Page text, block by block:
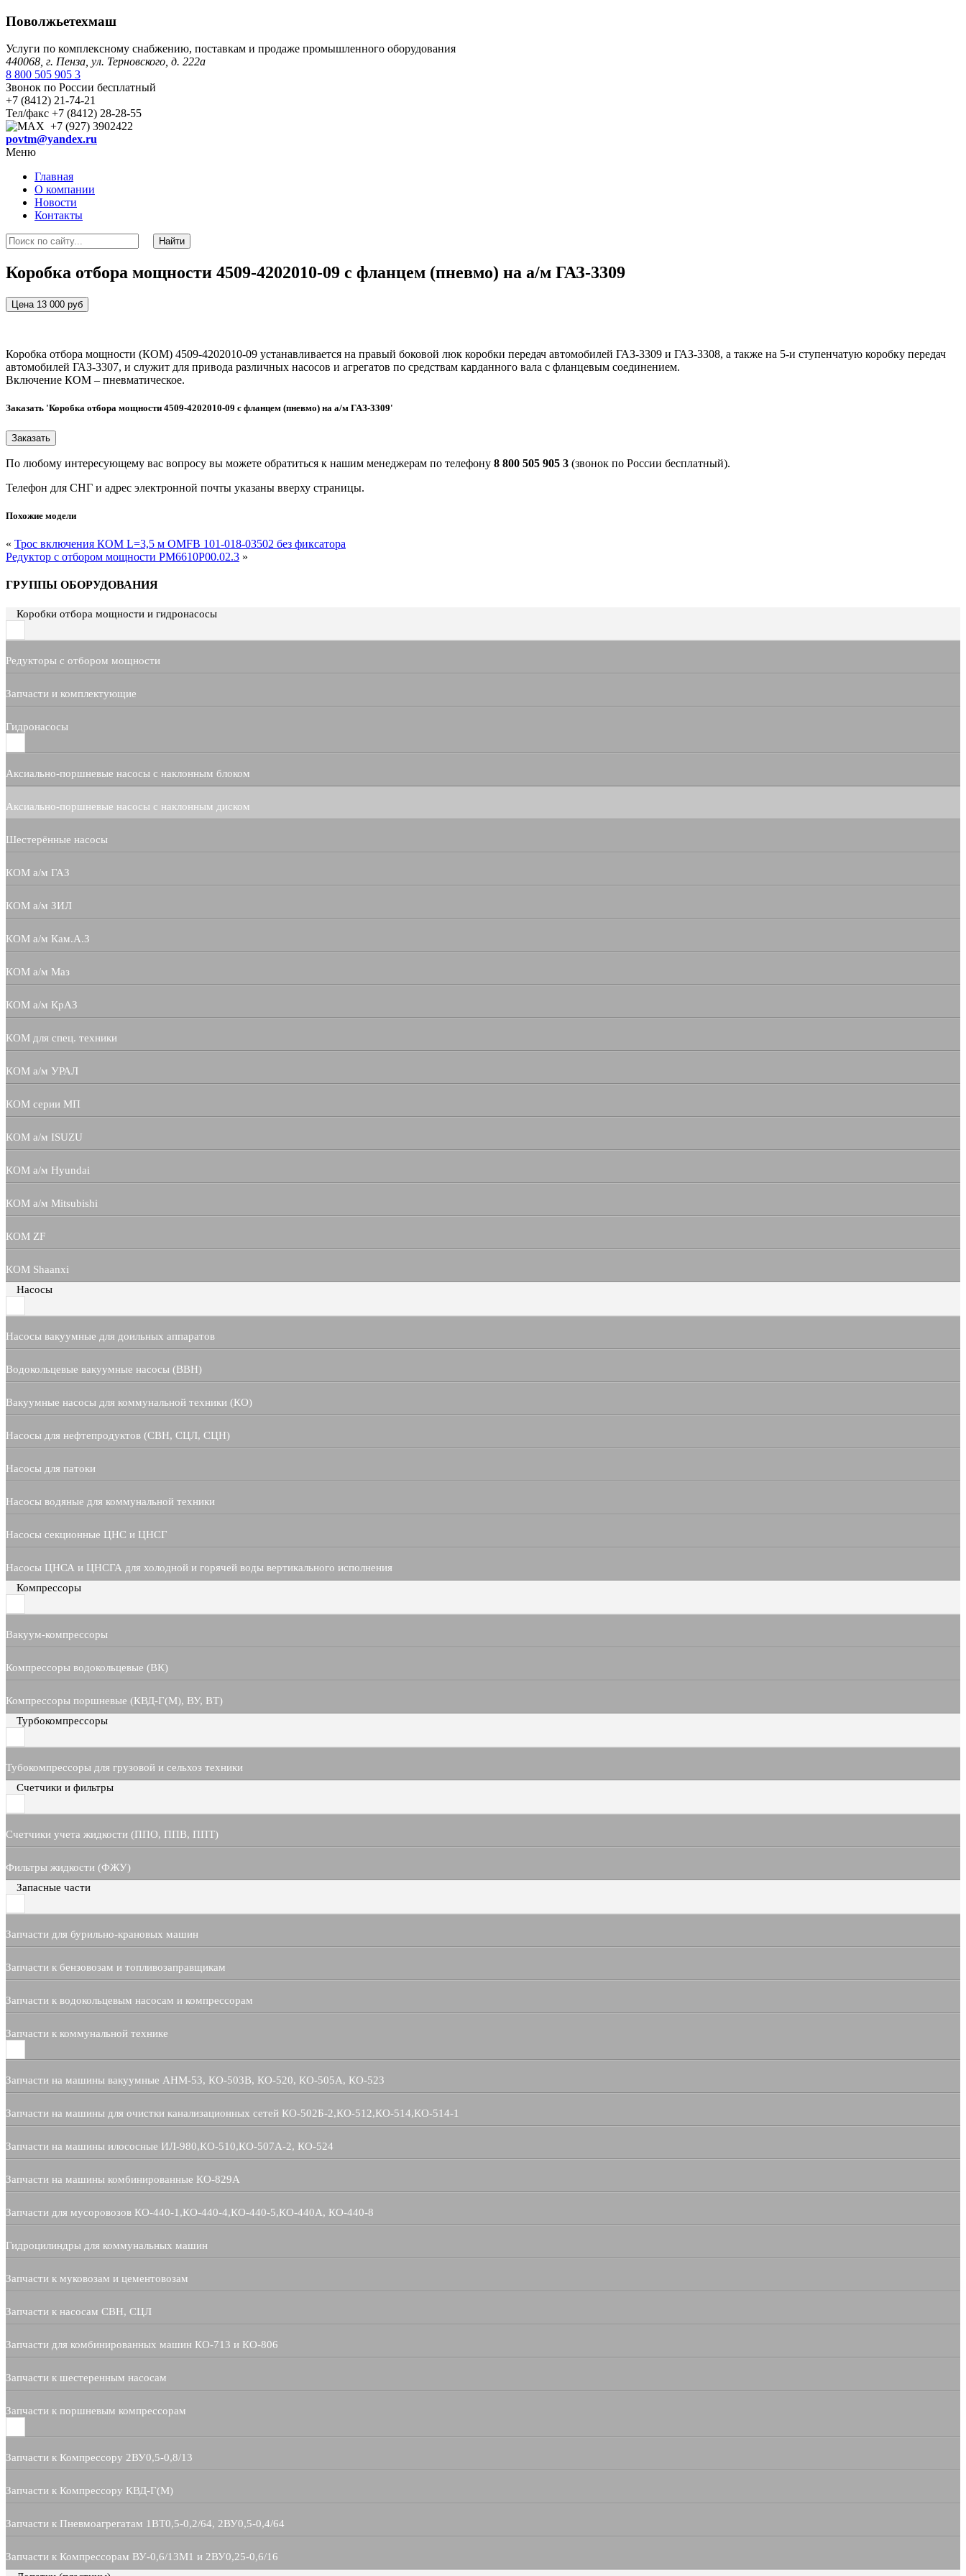
Поволжьетехмаш
Услуги по комплексному снабжению, поставкам и продаже промышленного оборудования
440068, г. Пенза, ул. Терновского, д. 222а
8 800 505 905 3
Звонок по России бесплатный
+7 (8412) 21-74-21
Тел/факс +7 (8412) 28-28-55
+7 (927) 3902422
povtm@yandex.ru
Меню
Главная
О компании
Новости
Контакты
Коробка отбора мощности 4509-4202010-09 с фланцем (пневмо) на а/м ГАЗ-3309
Цена 13 000 руб
Коробка отбора мощности (КОМ) 4509-4202010-09 устанавливается на правый боковой люк коробки передач автомобилей ГАЗ-3309 и ГАЗ-3308, а также на 5-и ступенчатую коробку передач
автомобилей ГАЗ-3307, и служит для привода различных насосов и агрегатов по средствам карданного вала с фланцевым соединением.
Включение КОМ – пневматическое.
Заказать 'Коробка отбора мощности 4509-4202010-09 с фланцем (пневмо) на а/м ГАЗ-3309'
По любому интересующему вас вопросу вы можете обратиться к нашим менеджерам по телефону 8 800 505 905 3 (звонок по России бесплатный).
Телефон для СНГ и адрес электронной почты указаны вверху страницы.
Похожие модели
« Трос включения КОМ L=3,5 м OMFB 101-018-03502 без фиксатора
Редуктор с отбором мощности РМ6610Р00.02.3 »
ГРУППЫ ОБОРУДОВАНИЯ
Коробки отбора мощности и гидронасосы
Редукторы с отбором мощности
Запчасти и комплектующие
Гидронасосы
Аксиально-поршневые насосы с наклонным блоком
Аксиально-поршневые насосы с наклонным диском
Шестерённые насосы
КОМ а/м ГАЗ
КОМ а/м ЗИЛ
КОМ а/м Кам.А.З
КОМ а/м Маз
КОМ а/м КрАЗ
КОМ для спец. техники
КОМ а/м УРАЛ
КОМ серии МП
КОМ а/м ISUZU
КОМ а/м Hyundai
КОМ а/м Mitsubishi
КОМ ZF
КОМ Shaanxi
Насосы
Насосы вакуумные для доильных аппаратов
Водокольцевые вакуумные насосы (ВВН)
Вакуумные насосы для коммунальной техники (КО)
Насосы для нефтепродуктов (СВН, СЦЛ, СЦН)
Насосы для патоки
Насосы водяные для коммунальной техники
Насосы секционные ЦНС и ЦНСГ
Насосы ЦНСА и ЦНСГА для холодной и горячей воды вертикального исполнения
Компрессоры
Вакуум-компрессоры
Компрессоры водокольцевые (ВК)
Компрессоры поршневые (КВД-Г(М), ВУ, ВТ)
Турбокомпрессоры
Тубокомпрессоры для грузовой и сельхоз техники
Счетчики и фильтры
Счетчики учета жидкости (ППО, ППВ, ППТ)
Фильтры жидкости (ФЖУ)
Запасные части
Запчасти для бурильно-крановых машин
Запчасти к бензовозам и топливозаправщикам
Запчасти к водокольцевым насосам и компрессорам
Запчасти к коммунальной технике
Запчасти на машины вакуумные АНМ-53, КО-503В, КО-520, КО-505А, КО-523
Запчасти на машины для очистки канализационных сетей КО-502Б-2,КО-512,КО-514,КО-514-1
Запчасти на машины илососные ИЛ-980,КО-510,КО-507А-2, КО-524
Запчасти на машины комбинированные КО-829А
Запчасти для мусоровозов КО-440-1,КО-440-4,КО-440-5,КО-440А, КО-440-8
Гидроцилиндры для коммунальных машин
Запчасти к муковозам и цементовозам
Запчасти к насосам СВН, СЦЛ
Запчасти для комбинированных машин КО-713 и КО-806
Запчасти к шестеренным насосам
Запчасти к поршневым компрессорам
Запчасти к Компрессору 2ВУ0,5-0,8/13
Запчасти к Компрессору КВД-Г(М)
Запчасти к Пневмоагрегатам 1ВТ0,5-0,2/64, 2ВУ0,5-0,4/64
Запчасти к Компрессорам ВУ-0,6/13М1 и 2ВУ0,25-0,6/16